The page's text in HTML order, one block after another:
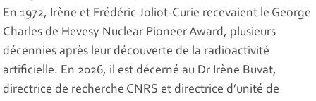
En 1972, Irène et Frédéric Joliot-Curie recevaient le George
Charles de Hevesy Nuclear Pioneer Award, plusieurs
décennies après leur découverte de la radioactivité
artificielle. En 2026, il est décerné au Dr Irène Buvat,
directrice de recherche CNRS et directrice d’unité de